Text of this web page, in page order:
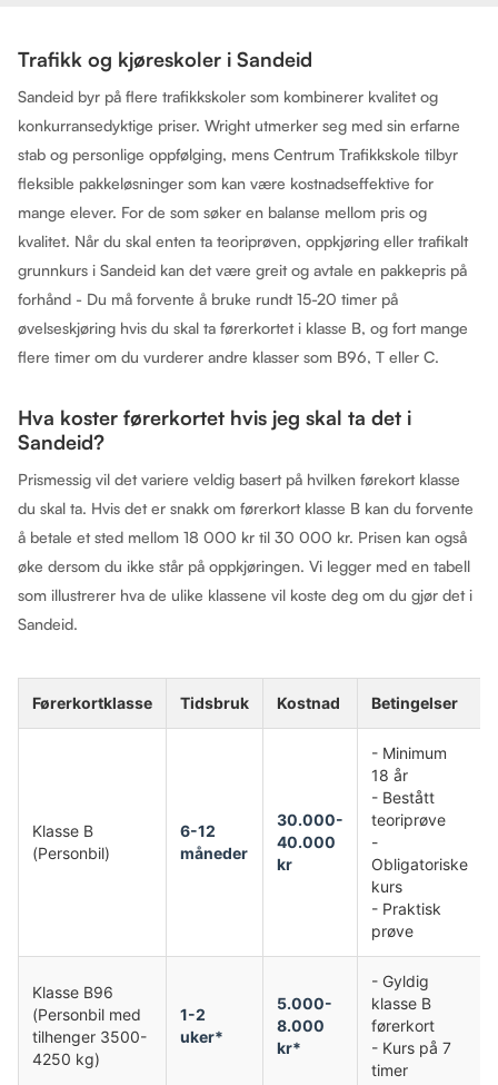
Trafikk og kjøreskoler i Sandeid
Sandeid byr på flere trafikkskoler som kombinerer kvalitet og
konkurransedyktige priser. Wright utmerker seg med sin erfarne
stab og personlige oppfølging, mens Centrum Trafikkskole tilbyr
fleksible pakkeløsninger som kan være kostnadseffektive for
mange elever. For de som søker en balanse mellom pris og
kvalitet. Når du skal enten ta teoriprøven, oppkjøring eller trafikalt
grunnkurs i Sandeid kan det være greit og avtale en pakkepris på
forhånd - Du må forvente å bruke rundt 15-20 timer på
øvelseskjøring hvis du skal ta førerkortet i klasse B, og fort mange
flere timer om du vurderer andre klasser som B96, T eller C.
Hva koster førerkortet hvis jeg skal ta det i
Sandeid?
Prismessig vil det variere veldig basert på hvilken førekort klasse
du skal ta. Hvis det er snakk om førerkort klasse B kan du forvente
å betale et sted mellom 18 000 kr til 30 000 kr. Prisen kan også
øke dersom du ikke står på oppkjøringen. Vi legger med en tabell
som illustrerer hva de ulike klassene vil koste deg om du gjør det i
Sandeid.
Førerkortklasse Tidsbruk Kostnad Betingelser
Klasse B
(Personbil)
6-12
måneder
30.000-
40.000
kr
- Minimum
18 år
- Bestått
teoriprøve
-
Obligatoriske
kurs
- Praktisk
prøve
Klasse B96
(Personbil med
tilhenger 3500-
4250 kg)
1-2
uker*
5.000-
8.000
kr*
- Gyldig
klasse B
førerkort
- Kurs på 7
timer